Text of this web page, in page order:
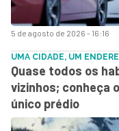
5 de agosto de 2026 - 16:16
UMA CIDADE, UM
Quase todos os
vizinhos; conheça
único prédio